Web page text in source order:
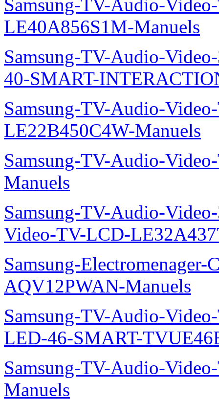
Samsung-TV-Audio-
LE40A856S1M-Manuels
Samsung-TV-Audio-
40-SMART-
Samsung-TV-Audio-
LE22B450C4W-Manuels
Samsung-TV-Audio-
Manuels
Samsung-TV-Audio-
Video-TV-LCD-
Samsung-Electromenager-
AQV12PWAN-Manuels
Samsung-TV-Audio-
LED-46-SMART-
Samsung-TV-Audio-
Manuels